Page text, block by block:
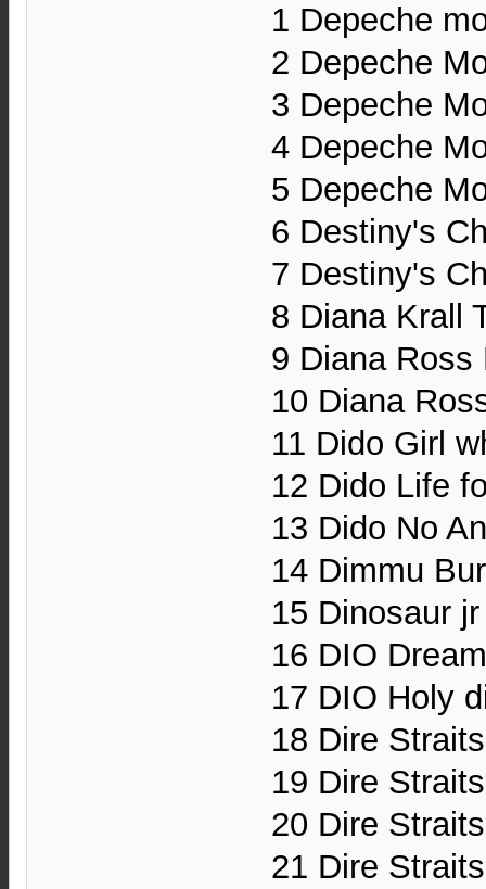
1 Depeche
2 Depeche
3 Depeche
4 Depeche
5 Depeche
6 Destiny's
7 Destiny's
8 Diana Krall
9 Diana
10 Diana
11 Dido Girl
12 Dido Life
13 Dido No
14 Dimmu
15 Dinosaur
16 DIO
17 DIO Holy
18 Dire
19 Dire
20 Dire
21 Dire